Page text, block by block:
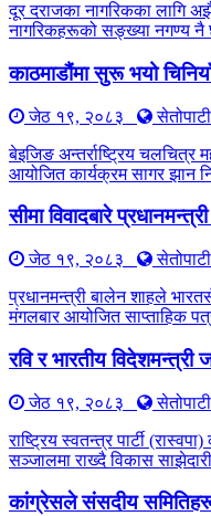
दूर दराजका नागरिकका लागि
नागरिकहरूको सङ्ख्या नगण्य नै
काठमाडौंमा सुरू भयो
जेठ १९, २०८३
सेतोपाटी
बेइजिङ अन्तर्राष्ट्रिय चलचित्र
आयोजित कार्यक्रम सागर झान
सीमा विवादबारे
जेठ १९, २०८३
सेतोपाटी
प्रधानमन्त्री बालेन शाहले
मंगलबार आयोजित साप्ताहिक
रवि र भारतीय
जेठ १९, २०८३
सेतोपाटी
राष्ट्रिय स्वतन्त्र पार्टी
सञ्जालमा राख्दै विकास
कांग्रेसले संसदीय